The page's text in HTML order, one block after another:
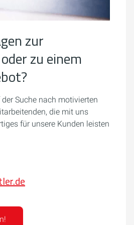
zur
zu einem
Suche nach motivierten
die mit uns
für unsere Kunden leisten